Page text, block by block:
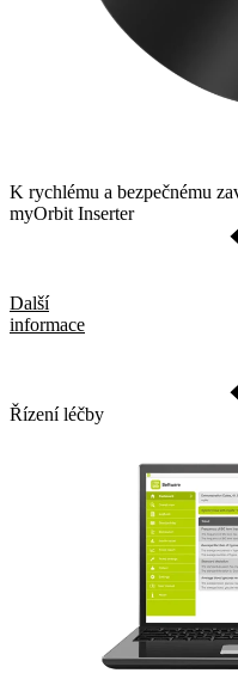
K rychlému a bezpečnému
myOrbit Inserter
Další
informace
Řízení léčby